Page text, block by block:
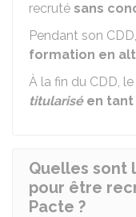
recruté sans
Pendant son
formation en
À la fin du CDD,
titulariséen tant
Quelles sont
pour être
Pacte ?